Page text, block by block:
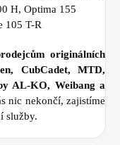
H, Optima 155
105 T-R
originálních
CubCadet, MTD,
AL-KO, Weibang a
nic nekončí, zajistíme
služby.